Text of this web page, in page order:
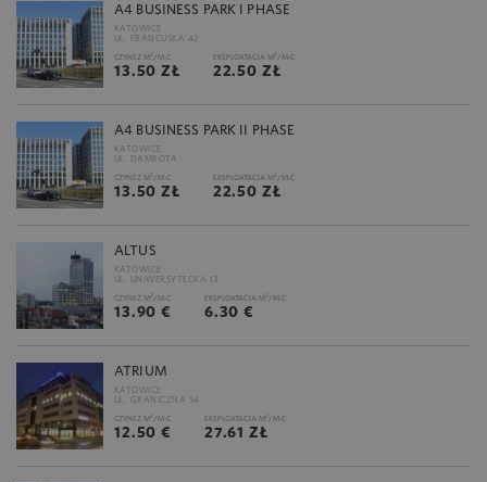
A4 BUSINESS PARK I PHASE
KATOWICE
UL. FRANCUSKA 42
CZYNSZ M2 /M-C
13.50 ZŁ
EKSPLOATACJA M2 /M-C
22.50 ZŁ
A4 BUSINESS PARK II PHASE
KATOWICE
UL. DAMROTA
CZYNSZ M2 /M-C
13.50 ZŁ
EKSPLOATACJA M2 /M-C
22.50 ZŁ
ALTUS
KATOWICE
UL. UNIWERSYTECKA 13
CZYNSZ M2 /M-C
13.90 €
EKSPLOATACJA M2 /M-C
6.30 €
ATRIUM
KATOWICE
UL. GRANICZNA 54
CZYNSZ M2 /M-C
12.50 €
EKSPLOATACJA M2 /M-C
27.61 ZŁ